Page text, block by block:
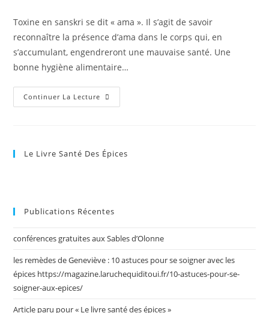
Toxine en sanskri se dit « ama ». Il s’agit de savoir
reconnaître la présence d’ama dans le corps qui, en
s’accumulant, engendreront une mauvaise santé. Une
bonne hygiène alimentaire…
Continuer La Lecture
paru
toxines »
Le Livre Santé Des Épices
Publications Récentes
conférences gratuites aux Sables d’Olonne
les remèdes de Geneviève : 10 astuces pour se soigner avec les
épices https://magazine.laruchequiditoui.fr/10-astuces-pour-se-
soigner-aux-epices/
Article paru pour « Le livre santé des épices »